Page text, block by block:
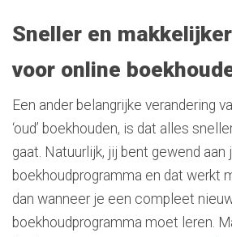
Sneller en
voor online
Een ander belangrijke verandering
‘oud’ boekhouden, is dat alles
gaat. Natuurlijk, jij bent gewend aan
boekhoudprogramma en dat werkt
dan wanneer je een compleet
boekhoudprogramma moet leren.